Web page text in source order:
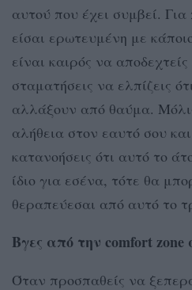
αυτού που έχει συμβεί.
είσαι ερωτευμένη με
είναι καιρός να
σταματήσεις να ελπίζεις
αλλάξουν από θαύμα.
αλήθεια στον εαυτό σου
κατανοήσεις ότι αυτό το
ίδιο για εσένα, τότε θα
θεραπεύεσαι από αυτό το
Βγες από την comfort zone
Όταν προσπαθείς να